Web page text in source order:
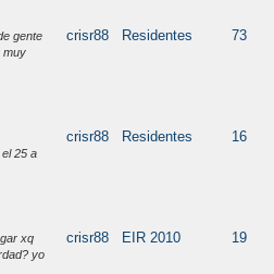
gente
muy
crisr88 Residentes 73
25 a
crisr88 Residentes 16
xq
yo
crisr88 EIR 2010 19